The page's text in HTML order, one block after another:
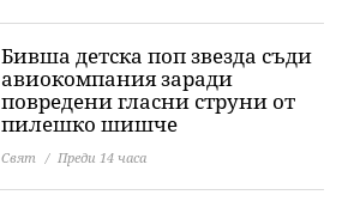
Бивша детска поп звезда съди
авиокомпания заради
повредени гласни струни от
пилешко шишче
Свят Преди 14 часа